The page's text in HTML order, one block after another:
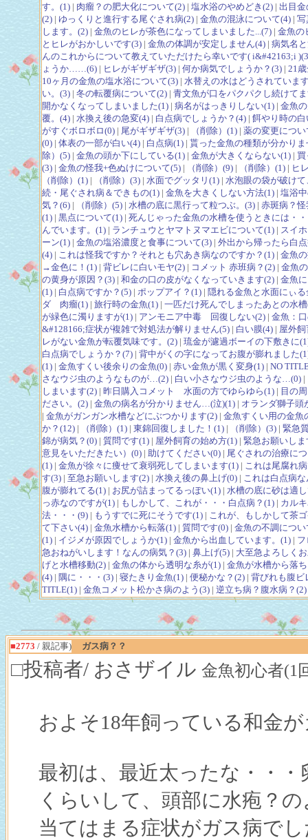
す。(1) | 肉瘤？の肥大化について(2) |塩水浴のやめどき(2) |出目
(2) |ゆっくりと進行する尾ぐされ病(2) |金魚の混泳について(4) |写
します。(2) |金魚のヒレが茶色になってしまいました...(7) |金魚の
とヒレがおかしいです(3) |金魚の体調が安定しません(4) |病気名
んのこれからについて教えていただけたら幸いです( i&#42163;i
ょうか……(6) | ヒレがギザギザ(3) |何か病気でしょうか？(3) |21
10ヶ月の金魚の塩水浴について(3) | 水替えの水はどうされていま
い。(3) |冬の転覆病について(2) |青文魚が口をパクパクし続けて
開かなくなってしまいました(1) |病名がはっきりしない(1) |金魚
覆。(4) | 水換え後の急変(4) | 白点病でしょうか？(4) |餌やり時の
がすぐボロボロ(0) | 尾がギザギザ(3) | （削除）(1) |薬の変更につい
(0) |体表の一部が白い(4) | 白点病(1) |貰った金魚の種類が分かり
除）(5) |金魚の頭か下にしている(1) |金魚が大きくならない(1) |
(3) |金魚の怪我+色ぬけについて(5) | （削除）(9) | （削除）(1) | ヒ
（削除）(1) | （削除）(3) | 水面でグッタリ(1) | 水泡眼の袋が破け
続・尾ぐされ病＆できもの(1) |金魚を大きくしない方法(1) |塩浴
気？(6) | （削除）(5) | 水槽の底に黒行って粒つぶ。(3) |赤斑病？
(1) |黒点について(1) |死んじゃった金魚の水槽を使うときには・
んでいます。(1) | ランチュウとヤマトヌマエビについて(1) | スイ
ーン(1) |金魚の塩浴濃度と食事について(3) |外出から帰ったら白
(4) | これは怪我ですか？それとも穴あき病なのですか？(1) |金魚
→金色に！(1) |背ビレに白いモヤ(2) | コメット 赤班病？(2) |金魚
の黄身が原因？(3) |和金の口の皮がなくなっていきます(2) |金魚
(1) | 白点病ですか？(5) | ポップアイ？(1) | 隠れる金魚と水面にぃる
ダ 肉瘤(1) |旅行時の金魚(1) |一匹だけ死んでしまったあとの水
が緑色に濁りますが(1) | アンモニア中毒 回復しない(2) |金魚：
&#128166;症状が複雑で対処法が解りません(5) | 白い膜(4) | 屋外
レがない金魚が転覆気味です。(2) |琉金が濾過ボーイの下敷きに
白点病でしょうか？(7) |背中がくの字になってお腹が膨れました
(1) |金魚すくい後余りの金魚(0) |赤い金魚が黒く変身(1) |NO
さなウジ虫のようなものが…(2) | 白い小さなウジ虫のような…(0) |
しまいます(2) | 昨日購入コメット 水面の方でゆらゆら(1) | 目の
ださい。(2) |金魚の病名が分かりません…(泣)(1) | オランダ獅子頭
|金魚がガンガン水槽などにぶつかります(2) |金魚すくい用の金魚
か？(12) | （削除）(1) |東錦回復しました！(1) | （削除）(3) |緊急
錦が病気？(0) |質問です(1) | 屋外飼育の始め方(1) |緊急お願いしま
意見をいただきたい）(0) | 助けてください(0) | 尾ぐされの治療に
(1) |金魚が徐々に痩せて衰弱死してしまいます(1) | これは尾腐れ
す(3) |至急お願いします(2) | 水換え後の鼻上げ(0) | これは白点病
腹が膨れてる(1) | お尻が詰まってるっぽい(1) | 水槽の底に砂は適
っ赤なのですが(1) | もしかして、これが・・・白点病？(1) | カル
法・・・(9) | もうすでに死にそうです(1) | これが、もしかして茶
て下さい(4) |金魚水槽から転落(1) |質問です(0) |金魚の不調につい
(1) | イジメが原因でしょうか(1) |金魚から出血しています。(1) |
急おねがいします！なんの病気？(3) |鼻上げ(5) | 大至急よろしく
げと水槽移動(2) |金魚の体から透明な糸が(1) |金魚が水槽から落
(4) | 隅に・・・(3) |寝たきり金魚(1) |便秘かな？(2) |背びれも腹ビ
TITLE(1) |金魚コメット松かさ病のよう(3) |逆立ち病？腹水病？(2)
■2773 / 親記事) ガス病？？
□投稿者/ おさザイル 金魚初心者(1
およそ18年飼っている和金
最初は、最近太ったな・・
くらいして、頭部に水疱？
当てはまる症状がガス病で